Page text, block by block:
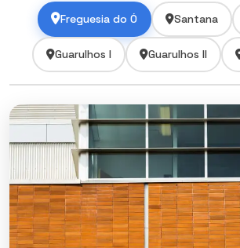
Freguesia do Ó Santana
Guarulhos I Guarulhos II